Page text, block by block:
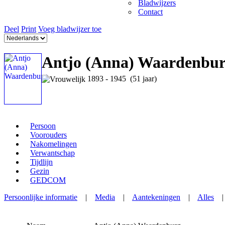
Bladwijzers
Contact
Deel Print Voeg bladwijzer toe
Antjo (Anna)
1893 - 1945 (51 jaar)
Persoon
Voorouders
Nakomelingen
Verwantschap
Tijdlijn
Gezin
GEDCOM
Persoonlijke informatie | Media | Aantekeningen | Alles